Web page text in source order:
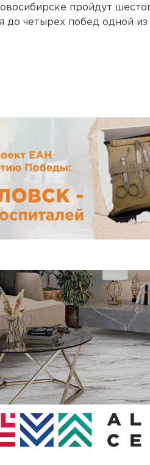
пройдут
до четырех побед одной из